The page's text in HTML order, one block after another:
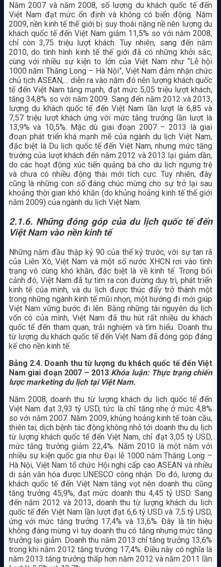
Năm 2007 và năm 2008, số lượng du khách quốc tế đến
Việt Nam đạt mức ổn định và không có biến động. Năm
2009, nền kinh tế thế giới bị suy thoái nặng nề nên lượng du
khách quốc tế đến Việt Nam giảm 11,5% so với năm 2008,
chỉ còn 3,75 triệu lượt khách. Tuy nhiên, sang đến năm
2010, do tình hình kinh tế thế giới đã có những khởi sắc,
cùng với nhiều sự kiện to lớn của Việt Nam như “Lễ hội
1000 năm Thăng Long – Hà Nội”, Việt Nam đảm nhận chức
chủ tịch ASEAN,… diễn ra vào năm đó nên lượng khách quốc
tế đến Việt Nam tăng mạnh, đạt mức 5,05 triệu lượt khách,
tăng 34,8% so với năm 2009. Sang đến năm 2012 và 2013,
lượng du khách quốc tế đến Việt Nam lần lượt là 6,85 và
7,57 triệu lượt khách ứng với mức tăng trưởng lần lượt là
13,9% và 10,5%. Mặc dù giai đoạn 2007 – 2013 là giai
đoạn phát triển khá mạnh mẽ của ngành du lịch Việt Nam,
đặc biệt là Du lịch quốc tế đến Việt Nam, nhưng mức tăng
trưởng của lượt khách đến năm 2012 và 2013 lại giảm dần,
do các hoạt động xúc tiến quảng bá cho du lịch ngưng trệ
và chưa có nhiều động thái mới tích cực. Tuy nhiên, đây
cũng là những con số đáng chúc mừng cho sự trở lại sau
khoảng thời gian khó khăn (do khủng hoảng kinh tế thế giới
năm 2009) của ngành du lịch Việt Nam.
2.1.6. Những đóng góp của du lịch quốc tế đến
Việt Nam vào nền kinh tế
Những năm đầu thập kỷ 90 của thế kỷ trước, với sự tan rã
của Liên Xô, Việt Nam và một số nước XHCN rơi vào tình
trạng vô cùng khó khăn, đặc biệt là về kinh tế. Trong bối
cảnh đó, Việt Nam đã tự tìm ra con đường duy trì, phát triển
kinh tế của mình, và du lịch được thúc đẩy trở thành một
trong những ngành kinh tế mũi nhọn, một hướng đi mới giúp
Việt Nam vững bước đi lên. Bằng những tài nguyên du lịch
vốn có của mình, Việt Nam đã thu hút rất nhiều du khách
quốc tế đến tham quan, trải nghiệm và tìm hiểu. Doanh thu
từ lượng du khách quốc tế đến Việt Nam đã đóng góp đáng
kể cho nền kinh tế.
Bảng 2.4. Doanh thu từ lượng du khách quốc tế đến Việt
Nam giai đoạn 2007 – 2013 Khóa luận: Thực trạng chiến
lược marketing du lịch tại Việt Nam.
Năm 2008, doanh thu từ lượng khách du lịch quốc tế đến
Việt Nam đạt 3,93 tỷ USD, tức là chỉ tăng nhẹ ở mức 4,8%
so với năm 2007. Năm 2009, khủng hoảng kinh tế toàn cầu,
thiên tai, dịch bệnh tác động không nhỏ tới doanh thu du lịch
từ lượng khách quốc tế đến Việt Nam, chỉ đạt 3,05 tỷ USD,
mức tăng trưởng giảm 22,4%. Năm 2010 là một năm với
nhiều sự kiện quốc gia như Đại lễ 1000 năm Thăng Long –
Hà Nội, Việt Nam tổ chức Hội nghị cấp cao ASEAN và nhiều
di sản văn hóa được UNESCO công nhận. Do đó, lượng du
khách quốc tế đến Việt Nam tăng vọt nên doanh thu cũng
tăng trưởng 45,9%, đạt mức doanh thu 4,45 tỷ USD. Sang
đến năm 2012 và 2013, doanh thu từ lượng khách du lịch
quốc tế đến Việt Nam lần lượt đạt 6,6 tỷ USD và 7,5 tỷ USD,
ứng với mức tăng trưởng 17,4% và 13,6%. Đây là tín hiệu
không đáng mừng vì tuy doanh thu có tăng nhưng mức tăng
trưởng lại giảm. Doanh thu năm 2013 chỉ tăng trưởng 13,6%
trong khi năm 2012 tăng trưởng 17,4%. Điều này có nghĩa là
năm 2013 tăng trưởng thấp hơn năm 2012 và năm 2011 lần